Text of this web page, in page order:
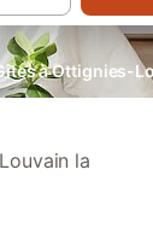
à Ottignies-
la